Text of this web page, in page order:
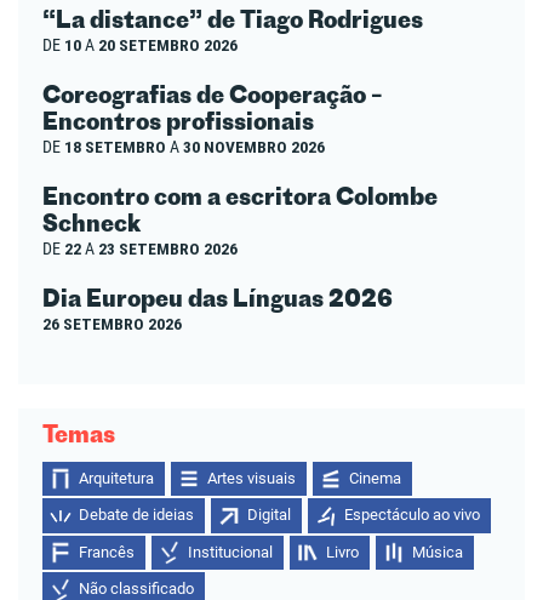
“La distance” de Tiago Rodrigues
DE 10A 20 SETEMBRO 2026
Coreografias de Cooperação –
Encontros profissionais
DE 18 SETEMBRO A30 NOVEMBRO 2026
Encontro com a escritora Colombe
Schneck
DE 22A 23 SETEMBRO 2026
Dia Europeu das Línguas 2026
26 SETEMBRO 2026
Temas
Arquitetura Artes visuais Cinema
Debate de ideias Digital Espectáculo ao vivo
Francês Institucional Livro Música
Não classificado